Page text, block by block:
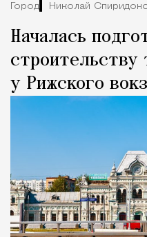
Город Николай
Началась
строительству
у Рижского